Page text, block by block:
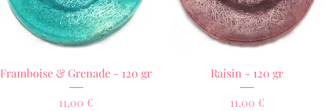
Aperçu rapide
Framboise & Grenade - 120 gr
Prix
11,00 €
Aperçu rapide
Raisin - 120 gr
Prix
11,00 €